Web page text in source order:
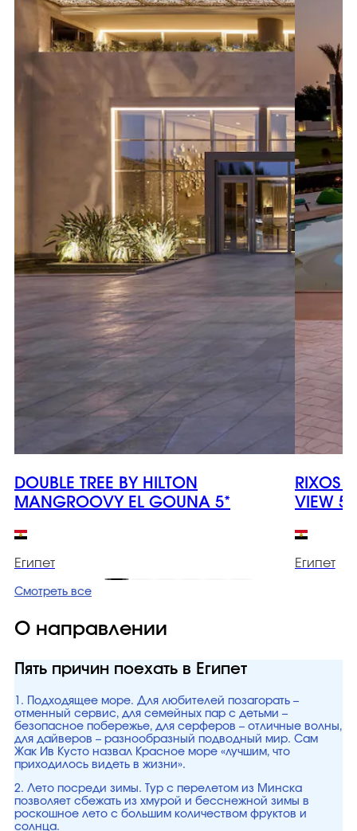
DOUBLE TREE BY HILTON
MANGROOVY EL GOUNA 5*
Египет
RIXOS
VIEW 5*
Египет
Смотреть все
О направлении
Пять причин поехать в Египет
1. Подходящее море. Для любителей позагорать –
отменный сервис, для семейных пар с детьми –
безопасное побережье, для серферов – отличные волны,
для дайверов – разнообразный подводный мир. Сам
Жак Ив Кусто назвал Красное море «лучшим, что
приходилось видеть в жизни».
2. Лето посреди зимы. Тур с перелетом из Минска
позволяет сбежать из хмурой и бесснежной зимы в
роскошное лето с большим количеством фруктов и
солнца.